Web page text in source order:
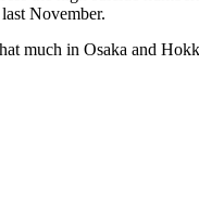
November.
much in Osaka and